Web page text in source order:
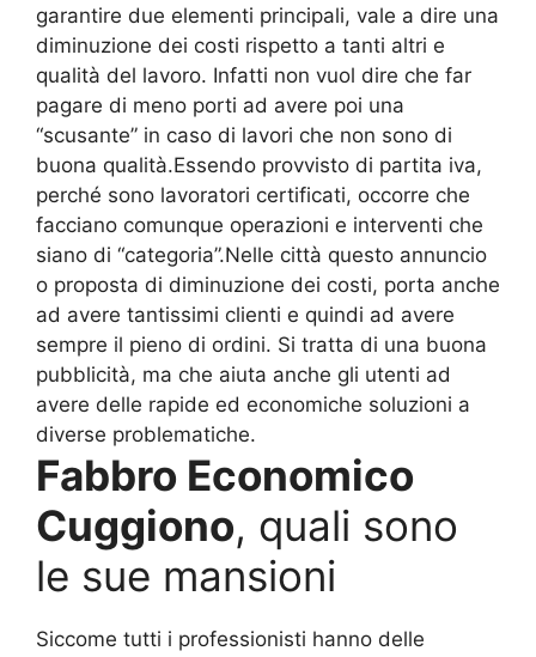
garantire due elementi principali, vale a dire una
diminuzione dei costi rispetto a tanti altri e
qualità del lavoro. Infatti non vuol dire che far
pagare di meno porti ad avere poi una
“scusante” in caso di lavori che non sono di
buona qualità.Essendo provvisto di partita iva,
perché sono lavoratori certificati, occorre che
facciano comunque operazioni e interventi che
siano di “categoria”.Nelle città questo annuncio
o proposta di diminuzione dei costi, porta anche
ad avere tantissimi clienti e quindi ad avere
sempre il pieno di ordini. Si tratta di una buona
pubblicità, ma che aiuta anche gli utenti ad
avere delle rapide ed economiche soluzioni a
diverse problematiche.
Fabbro Economico
Cuggiono, quali sono
le sue mansioni
Siccome tutti i professionisti hanno delle